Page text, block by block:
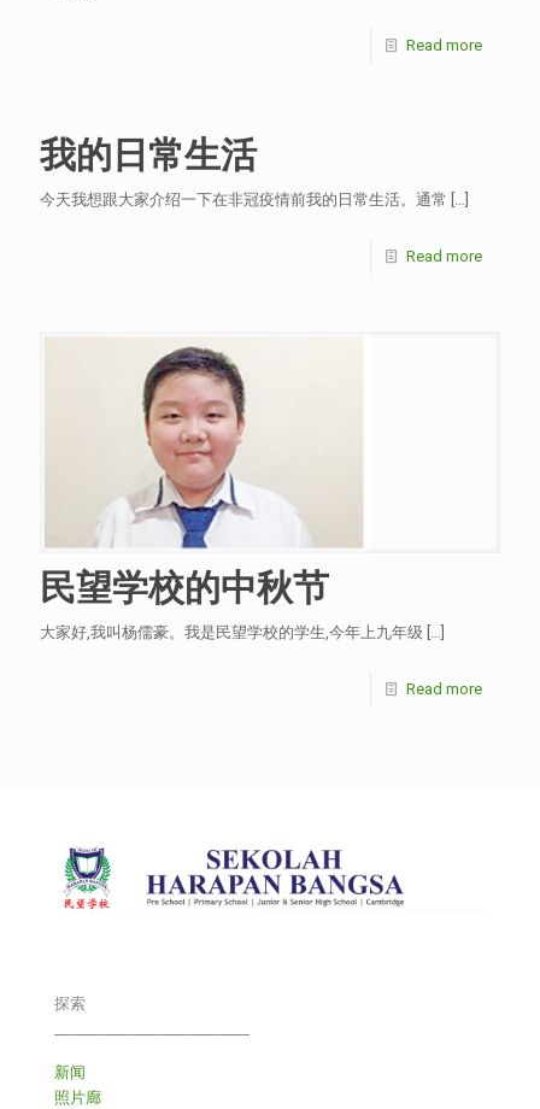
Read more
我的日常生活
今天我想跟大家介绍一下在非冠疫情前我的日常生活。通常 […]
Read more
民望学校的中秋节
大家好,我叫杨儒豪。我是民望学校的学生,今年上九年级 […]
Read more
探索
新闻
照片廊